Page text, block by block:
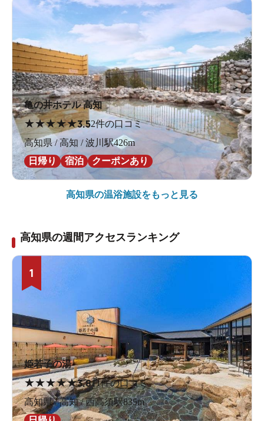
亀の井ホテル 高知
★★★★★3.52件の口コミ
高知県 / 高知 / 波川駅426m
日帰り
宿泊 クーポンあり
高知県の温浴施設をもっと見る
高知県の週間アクセスランキング
1
姫若子の湯
★★★★★3.811件の口コミ
高知県 / 高知 / 西高須駅835m